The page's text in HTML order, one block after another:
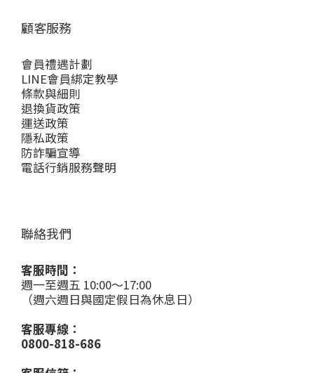
顧客服務
會員禮遇計劃
LINE會員綁定教學
條款與細則
退換貨政策
運送政策
隱私政策
防詐騙宣導
電話行銷服務聲明
聯絡我們
客服時間：
週一至週五 10:00～17:00
（週六週日與國定假日為休息日）
客服專線：
0800-818-686